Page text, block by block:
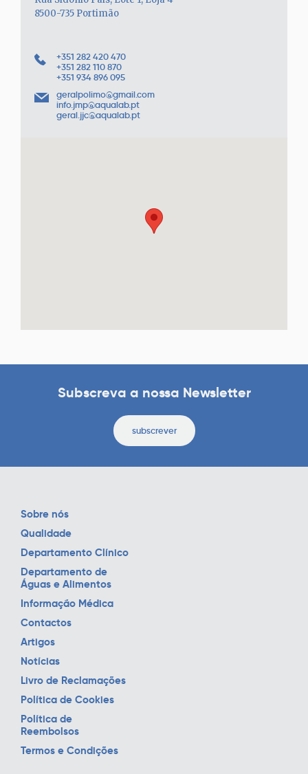
8500-735 Portimão
+351 282 420 470
+351 282 110 870
+351 934 896 095
geralpolimo@gmail.com
info.jmp@aqualab.pt
geral.jjc@aqualab.pt
Subscreva a nossa Newsletter
subscrever
Sobre nós
Qualidade
Departamento Clínico
Departamento de
Águas e Alimentos
Informação Médica
Contactos
Artigos
Notícias
Livro de Reclamações
Política de Cookies
Política de
Reembolsos
Termos e Condições